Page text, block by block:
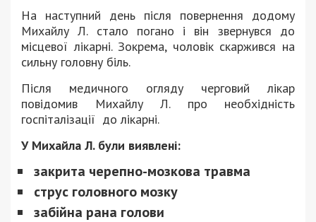
На наступний день після повернення додому
Михайлу Л. стало погано і він звернувся до
місцевої лікарні. Зокрема, чоловік скаржився на
сильну головну біль.
Після медичного огляду черговий лікар
повідомив Михайлу Л. про необхідність
госпіталізації до лікарні.
У Михайла Л. були виявлені:
закрита черепно-мозкова травма
струс головного мозку
забійна рана голови